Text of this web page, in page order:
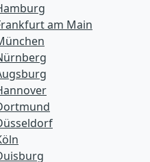
am Main